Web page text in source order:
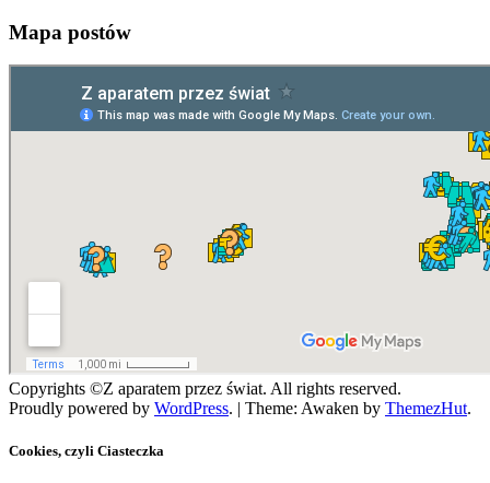
Mapa postów
Copyrights ©Z aparatem przez świat. All rights reserved.
Proudly powered by WordPress. | Theme: Awaken by ThemezHut.
Cookies, czyli Ciasteczka